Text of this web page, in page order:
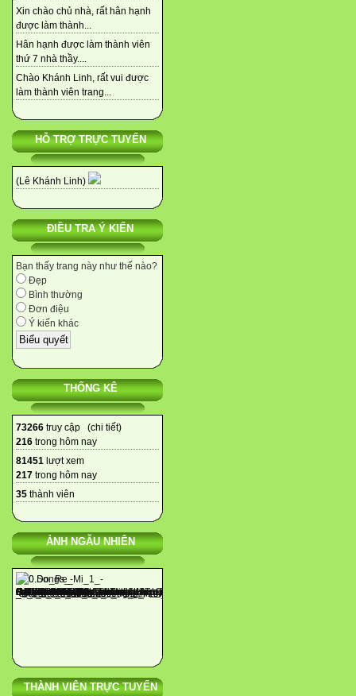
Xin chào chủ nhà, rất hân hạnh
được làm thành...
Hân hạnh được làm thành viên
thứ 7 nhà thầy....
Chào Khánh Linh, rất vui được
làm thành viên trang...
HỖ TRỢ TRỰC TUYẾN
(Lê Khánh Linh)
ĐIỀU TRA Ý KIẾN
Bạn thấy trang này như thế nào?
Đẹp
Bình thường
Đơn điệu
Ý kiến khác
THỐNG KÊ
73266 truy cập (chi tiết)
216 trong hôm nay
81451 lượt xem
217 trong hôm nay
35 thành viên
ẢNH NGẪU NHIÊN
THÀNH VIÊN TRỰC TUYẾN